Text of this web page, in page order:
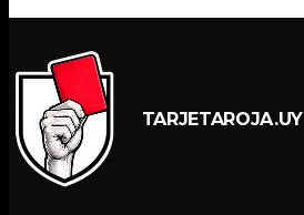
TARJETAROJA.UY